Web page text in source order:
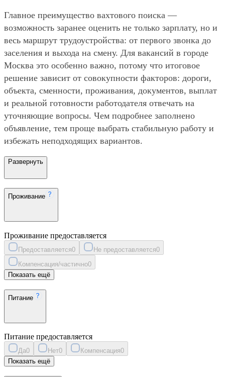
Главное преимущество вахтового поиска —
возможность заранее оценить не только зарплату, но и
весь маршрут трудоустройства: от первого звонка до
заселения и выхода на смену. Для вакансий в городе
Москва это особенно важно, потому что итоговое
решение зависит от совокупности факторов: дороги,
объекта, сменности, проживания, документов, выплат
и реальной готовности работодателя отвечать на
уточняющие вопросы. Чем подробнее заполнено
объявление, тем проще выбрать стабильную работу и
избежать неподходящих вариантов.
Развернуть
Проживание
Проживание предоставляется
Предоставляется0 Не предоставляется0
Компенсация/частично0
Показать ещё
Питание
Питание предоставляется
Да0 Нет0 Компенсация0
Показать ещё